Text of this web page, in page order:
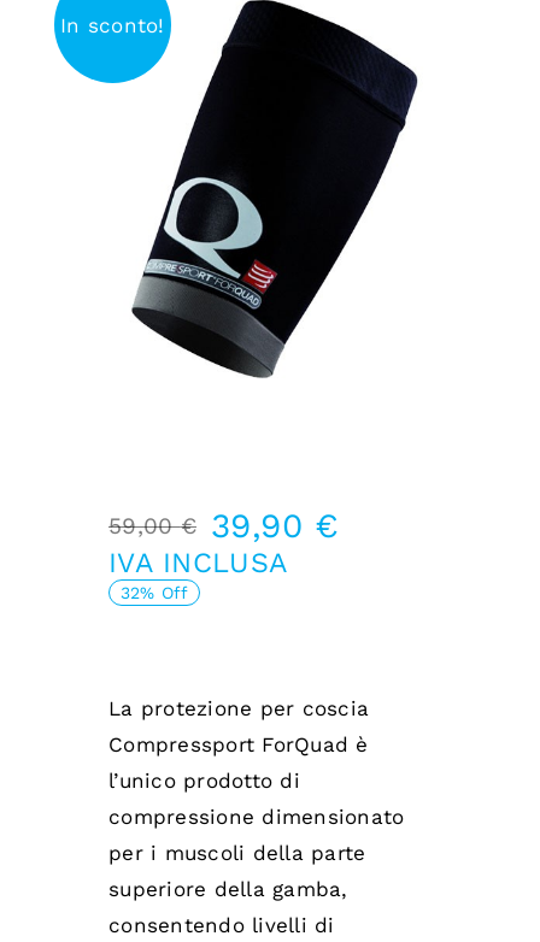
In sconto!
59,00€
Il
prezzo
59,00 €.
39,90 €
Il
prezzo
39,90 €.
IVA INCLUSA
32% Off
La protezione per coscia
Compressport ForQuad è
l’unico prodotto di
compressione dimensionato
per i muscoli della parte
superiore della gamba,
consentendo livelli di